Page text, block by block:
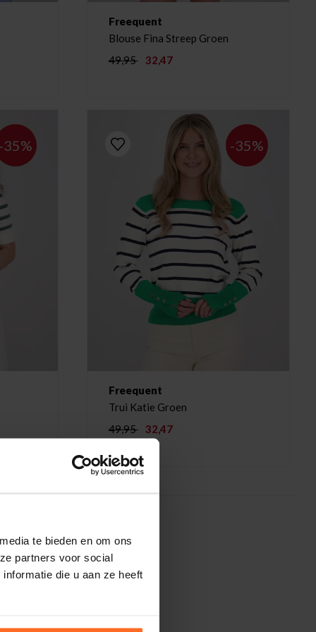
te bieden en om ons
partners voor social
die u aan ze heeft
Freequent
Blouse Fina Streep Groen
49,95
32,47
-35% -35%
Freequent
Trui Katie Groen
49,95
32,47